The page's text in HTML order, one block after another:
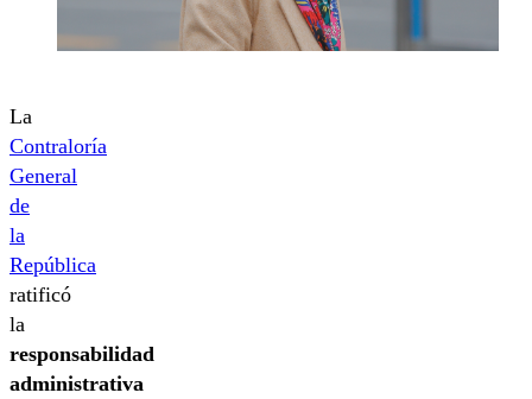
La
Contraloría
General
de
la
República
ratificó
la
responsabilidad
administrativa